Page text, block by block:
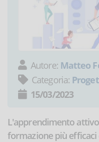
Autore: Matteo
Categoria:
15/03/2023
L'apprendimento
formazione più